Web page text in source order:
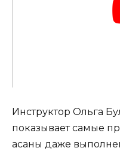
Инструктор Ольга
показывает самые
асаны даже